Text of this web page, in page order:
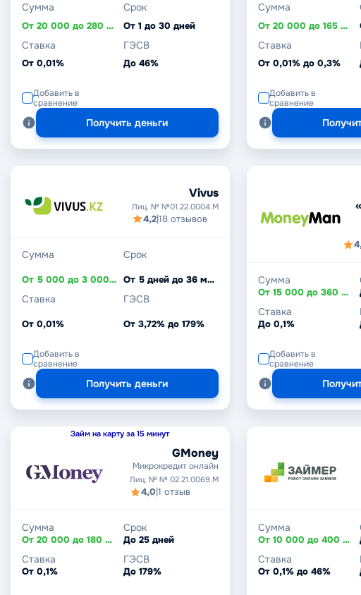
Сумма
От 20 000 до 280 000 ₸
Срок
От 1 до 30 дней
Ставка
От 0,01%
ГЭСВ
До 46%
Добавить в
сравнение
Получить деньги
Сумма
От 20 000 до 165 000 ₸
Ставка
От 0,01% до 0,3%
Добавить в
сравнение
Vivus
Лиц. № №01.22.0004.M
4,2|18 отзывов
Сумма
От 5 000 до 3 000 000 ₸
Срок
От 5 дней до 36 месяцев
Ставка
От 0,01%
ГЭСВ
От 3,72% до 179%
Добавить в
сравнение
Получить деньги
Сумма
От 15 000 до 360 000 ₸
Ставка
До 0,1%
Добавить в
сравнение
Займ на карту за 15 минут
GMoney
Микрокредит онлайн
Лиц. № № 02.21.0069.M
4,0|1 отзыв
Сумма
От 20 000 до 180 000 ₸
Срок
До 25 дней
Ставка
От 0,1%
ГЭСВ
До 179%
Сумма
От 10 000 до 400 000 ₸
Ставка
От 0,1% до 46%